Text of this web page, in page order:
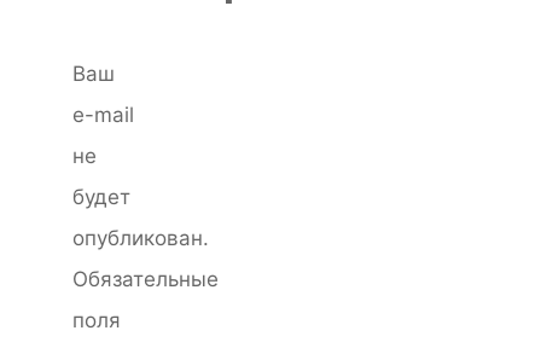
Ваш
e-mail
не
будет
опубликован.
Обязательные
поля